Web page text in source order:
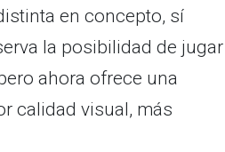
en concepto, sí
la posibilidad de jugar
ahora ofrece una
calidad visual, más